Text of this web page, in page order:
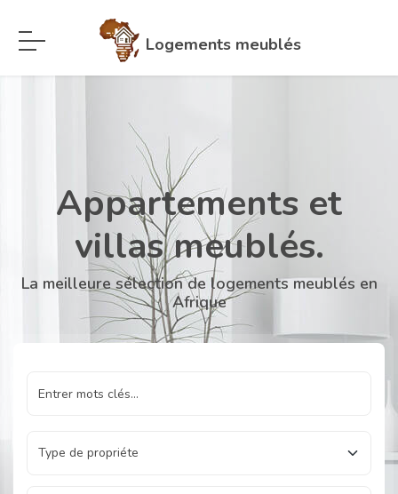
Logements meublés
Appartements et
villas meublés.
La meilleure sélection de logements meublés en
Afrique